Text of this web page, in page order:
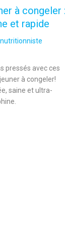
à congeler :
et rapide
pressés avec ces
à congeler!
saine et ultra-